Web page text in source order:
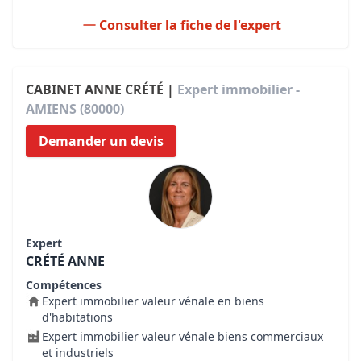
Consulter la fiche de l'expert
CABINET ANNE CRÉTÉ | Expert immobilier -
AMIENS (80000)
Demander un devis
Expert
CRÉTÉ ANNE
Compétences
Expert immobilier valeur vénale en biens
d'habitations
Expert immobilier valeur vénale biens commerciaux
et industriels